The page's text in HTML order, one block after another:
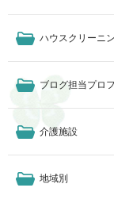
ハウスクリーニ
ブログ担当プロ
介護施設
地域別